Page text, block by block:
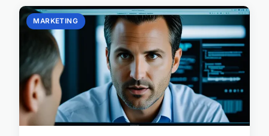
MARKETING